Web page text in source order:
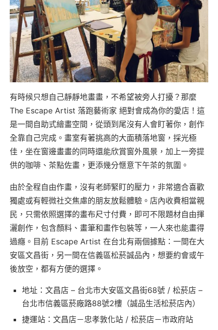
有時候只想自己靜靜地畫畫，不希望被旁人打擾？那麼
The Escape Artist 落跑藝術家 絕對會成為你的愛店！這
是一間自助式繪畫空間，從頭到尾沒有人會盯著你，創作
全靠自己完成。畫室有著挑高的大面積落地窗，採光極
佳，坐在窗邊畫畫的同時還能欣賞窗外風景，加上一旁提
供的咖啡、茶點佐畫，更添幾分愜意下午茶的氛圍。
由於全程自由作畫，沒有老師緊盯的壓力，非常適合喜歡
獨處或有輕微社交焦慮的朋友放鬆體驗。店內收費相當親
民，只需依照選擇的畫布尺寸付費，即可不限題材自由揮
灑創作，包含顏料、畫筆和畫作包裝等，一人來也能畫得
過癮。目前 Escape Artist 在台北有兩個據點：一間在大
安區文昌街，另一間在信義區松菸誠品內，想要約會或午
後放空，都有方便的選擇。
地址：文昌店 – 台北市大安區文昌街68號 / 松菸店 –
台北市信義區菸廠路88號2樓（誠品生活松菸店內）
捷運站：文昌店－忠孝敦化站 / 松菸店－市政府站